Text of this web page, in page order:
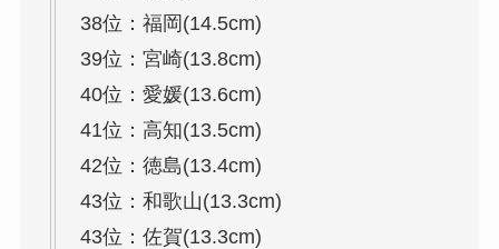
38位：福岡(14.5cm)
39位：宮崎(13.8cm)
40位：愛媛(13.6cm)
41位：高知(13.5cm)
42位：徳島(13.4cm)
43位：和歌山(13.3cm)
43位：佐賀(13.3cm)